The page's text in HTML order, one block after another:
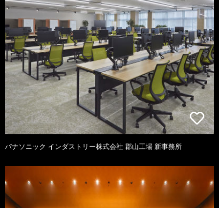
パナソニック インダストリー株式会社 郡山工場 新事務所